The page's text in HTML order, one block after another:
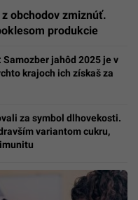
obchodov zmiznúť.
produkcie
Samozber jahôd 2025 je v
krajoch ich získaš za
za symbol dlhovekosti.
variantom cukru,